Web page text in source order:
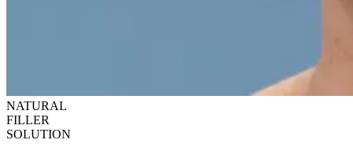
NATURAL
FILLER
SOLUTION